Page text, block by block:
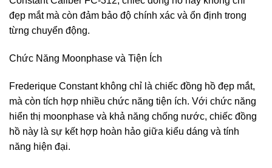
đẹp mắt mà còn đảm bảo độ chính xác và ổn định trong
từng chuyển động.
Chức Năng Moonphase và Tiện Ích
Frederique Constant không chỉ là chiếc đồng hồ đẹp mắt,
mà còn tích hợp nhiều chức năng tiện ích. Với chức năng
hiển thị moonphase và khả năng chống nước, chiếc đồng
hồ này là sự kết hợp hoàn hảo giữa kiểu dáng và tính
năng hiện đại.